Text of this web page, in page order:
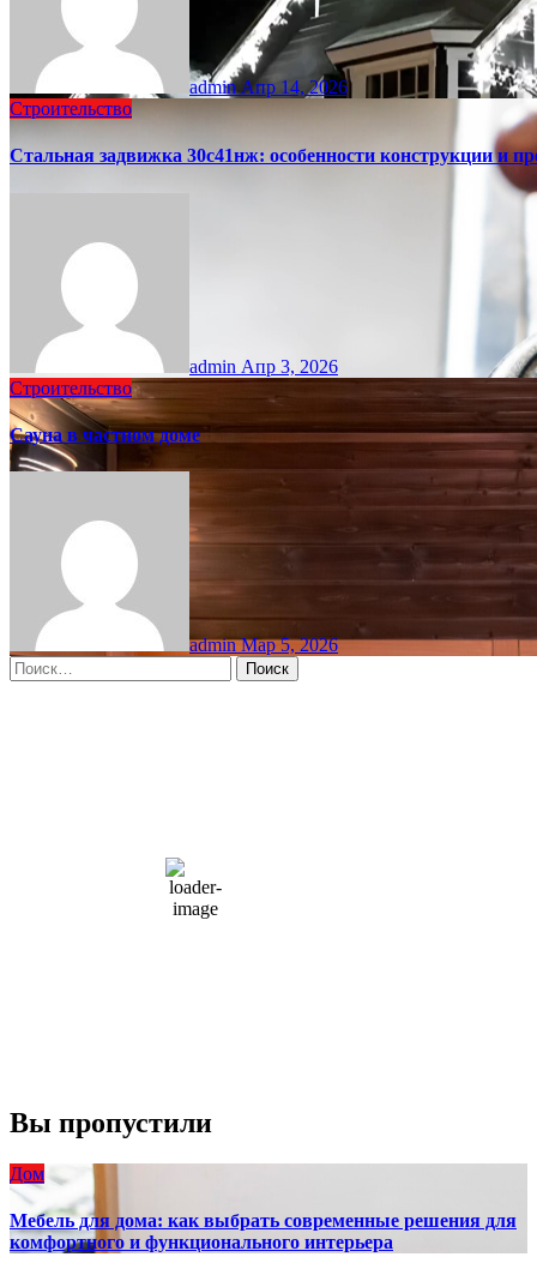
adminАпр 14, 2026
Строительство
Стальная задвижка 30с41нж: особенности конструкции и
admin Апр 3, 2026
Строительство
Сауна в частном доме
adminМар 5, 2026
Найти:
66 %
1004 мб
10 mph
Вы пропустили
Дом
Мебель для дома: как выбрать современные решения для
комфортного и функционального интерьера